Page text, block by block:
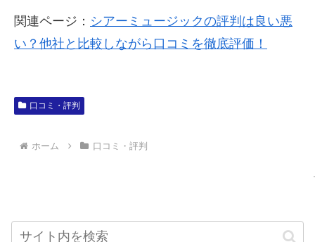
関連ページ： シアーミュージックの評判は良い悪
い？他社と比較しながら口コミを徹底評価！
口コミ・評判
ホーム 口コミ・評判